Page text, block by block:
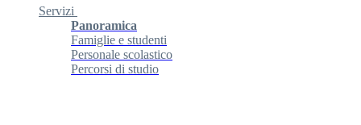
Servizi
Panoramica
Famiglie e studenti
Personale scolastico
Percorsi di studio